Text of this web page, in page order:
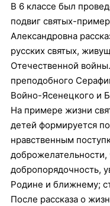
В 6 классе был
подвиг святых-
Александровна
русских святых,
Отечественной
преподобного
Войно-Ясенецкого и
На примере жизни
детей формируется
нравственным
доброжелательности,
добропорядочность,
Родине и ближнему;
После рассказа о